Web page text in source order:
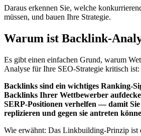
Daraus erkennen Sie, welche
müssen, und bauen Ihre Strategie.
Warum ist Backlink-
Es gibt einen einfachen Grund, warum
Analyse für Ihre SEO-Strategie kritisch ist:
Backlinks sind ein wichtiges Ranking-
Backlinks Ihrer Wettbewerber
SERP-Positionen verhelfen — damit
replizieren und gegen sie antreten
Wie erwähnt: Das Linkbuilding-Prinzip ist